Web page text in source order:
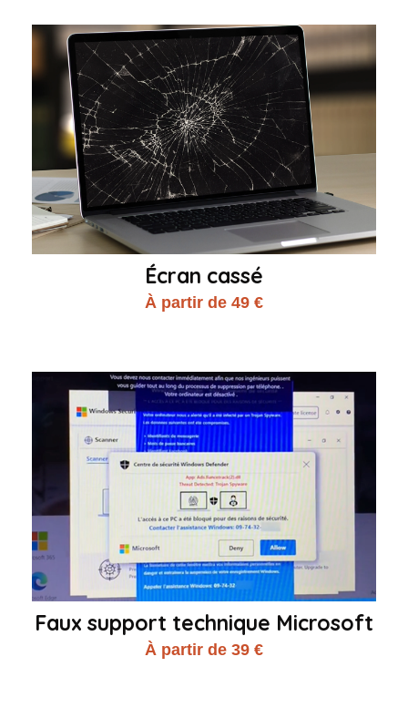
Écran cassé
À partir de 49 €
Faux support technique Microsoft
À partir de 39 €